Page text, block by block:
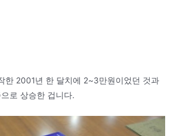
한 2001년 한 달치에 2~3만원이었던 것과
로 상승한 겁니다.